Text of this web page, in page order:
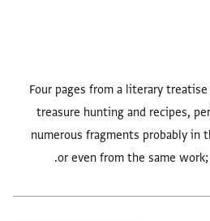
Four pages from a literary
treasure hunting and recipes,
numerous fragments probably in
or even from the same work;